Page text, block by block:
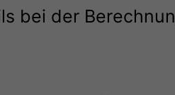
bei der